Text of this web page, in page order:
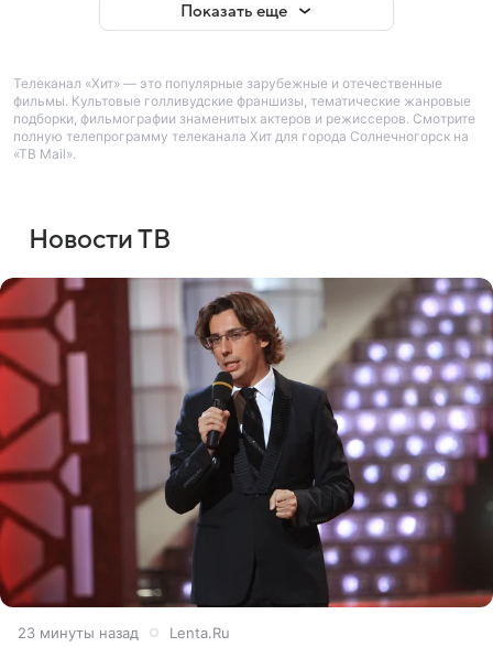
Показать еще
Телеканал «Хит» — это популярные зарубежные и отечественные
фильмы. Культовые голливудские франшизы, тематические жанровые
подборки, фильмографии знаменитых актеров и режиссеров. Смотрите
полную телепрограмму телеканала Хит для города Солнечногорск на
«ТВ Mail».
Новости ТВ
23 минуты назад Lenta.Ru